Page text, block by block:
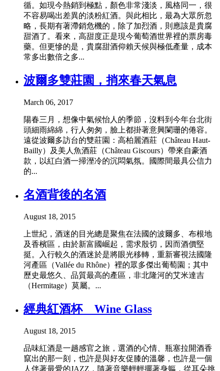
循。如現今熱銷到極點，顏色非常淺淡，風格同一，很
不容易喝出差異的淡粉紅酒。與此相比，最為大眾所忽
略，長期有著滯銷危機的，除了加烈酒，則應該是貴腐
甜酒了。看來，高甜度正是現今葡萄酒世界裡的票房毒
藥。但更慘的是，貴腐甜酒仰賴天候與極低產量，成本
常多出數倍之多...
波爾多雙莊園，捎來春天氣息
March 06, 2017
陽春三月，想像中氣候怡人的季節，沒料到今年台北街
頭細雨綿綿，行人匆匆，臉上都掛著意興闌珊的倦容。
遠從波爾多訪台的雙莊園：高柏麗酒莊（Château Haut-
Bailly）及美人魚酒莊（Château Giscours）帶來自豪酒
款，以紅白酒一掃溼冷的沉悶氣氛。國際間最具公信力
的...
名酒背後的名酒
August 18, 2015
上世紀，酒迷的目光總是聚焦在法國的波爾多、布根地
及香檳區，由於新富國崛起，需求殷切，因而酒價堅
挺。入行較久的酒迷於是將眼光移轉，重新審視法國隆
河產區（Vallée du Rhône）裡的眾多傑出葡萄園；其中
歷史最悠久、品質最高的產區，非北隆河的艾米達吉
（Hermitage）莫屬。...
經典紅酒杯 Wine Glass
August 18, 2015
品味紅酒是一趟感官之旅，選酒的心情、瓶塞拉開酒香
竄出的那一刻，也許是與好友促膝的溫馨，也許是一個
人伴著最愛的JAZZ，隨著音樂輕輕擺著身軀，從耳朵挑